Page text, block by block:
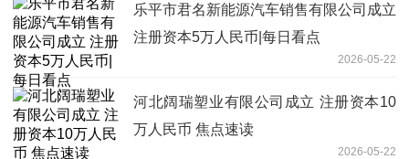
乐平市君名新能源汽车销售有限公司成立
注册资本5万人民币|每日看点
2026-05-22
河北阔瑞塑业有限公司成立 注册资本10
万人民币 焦点速读
2026-05-22